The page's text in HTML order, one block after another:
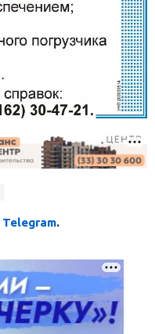
Telegram.